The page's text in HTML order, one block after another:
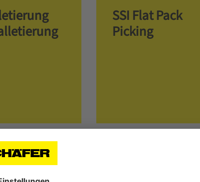
SSI Flat Pack
Picking
Ihrer Aufträge